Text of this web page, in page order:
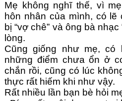
Mẹ không nghĩ thế, vì
hôn nhân của mình, có
bị “vợ chê” và ông bà
lòng.
Cũng giống như mẹ, có
những điểm chưa ổn ở
chắn rồi, cũng có lúc
thực rất hiếm khi như vậy.
Rất nhiều lần bạn bè hỏi